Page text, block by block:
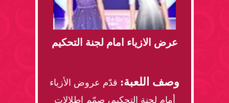
عرض الازياء امام لجنة التحكيم
وصف اللعبة: قدّم عروض الأزياء
أمام لجنة التحكيم، صمّم إطلالات